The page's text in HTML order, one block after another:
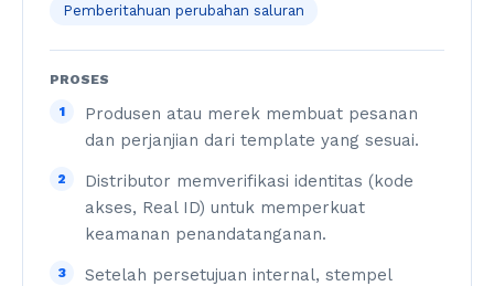
Pemberitahuan perubahan saluran
PROSES
1
Produsen atau merek membuat pesanan
dan perjanjian dari template yang sesuai.
2
Distributor memverifikasi identitas (kode
akses, Real ID) untuk memperkuat
keamanan penandatanganan.
3
Setelah persetujuan internal, stempel